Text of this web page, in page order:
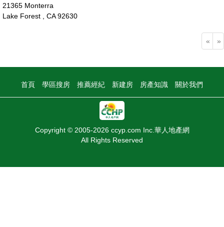
21365 Monterra
Lake Forest , CA 92630
« »
首頁 學區搜房 推薦經紀 新建房 房產知識 關於我們
Copyright © 2005-2026 ccyp.com Inc.華人地產網
All Rights Reserved